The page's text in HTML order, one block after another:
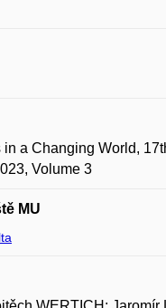
in a Changing World,
Volume 3
MU